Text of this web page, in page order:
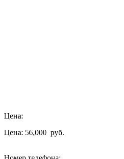
Цена:
Цена: 56,000 руб.